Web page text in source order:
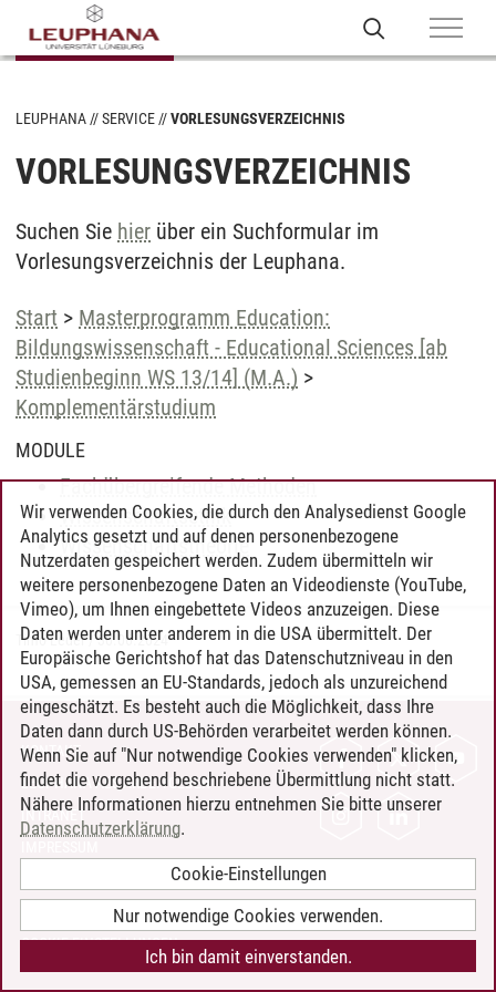
LEUPHANA SERVICE VORLESUNGSVERZEICHNIS
VORLESUNGSVERZEICHNIS
Suchen Sie hier über ein Suchformular im
Vorlesungsverzeichnis der Leuphana.
Start > Masterprogramm Education:
Bildungswissenschaft - Educational Sciences [ab
Studienbeginn WS 13/14] (M.A.) >
Komplementärstudium
MODULE
Fachübergreifende Methoden
Wissenschaftsethik
Wissenschaftstheorie
Timo Leder/30.06.2024
KONTAKT
LEUPHANA ALS ARBEITGEBER
INTRANET
BARRIEREFREIHEIT
COOKIE-EINSTELLUNGEN
Wir verwenden Cookies, die durch den Analysedienst Google
Analytics gesetzt und auf denen personenbezogene
Nutzerdaten gespeichert werden. Zudem übermitteln wir
weitere personenbezogene Daten an Videodienste (YouTube,
Vimeo), um Ihnen eingebettete Videos anzuzeigen. Diese
Daten werden unter anderem in die USA übermittelt. Der
Europäische Gerichtshof hat das Datenschutzniveau in den
USA, gemessen an EU-Standards, jedoch als unzureichend
eingeschätzt. Es besteht auch die Möglichkeit, dass Ihre
Daten dann durch US-Behörden verarbeitet werden können.
Wenn Sie auf "Nur notwendige Cookies verwenden" klicken,
findet die vorgehend beschriebene Übermittlung nicht statt.
Nähere Informationen hierzu entnehmen Sie bitte unserer
Datenschutzerklärung.
Cookie-Einstellungen
Nur notwendige Cookies verwenden.
Ich bin damit einverstanden.